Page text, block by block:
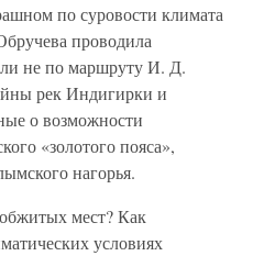
по суровости климата
проводила
ли не по маршруту И. Д.
рек Индигирки и
о возможности
«золотого пояса»,
нагорья.
мест? Как
условиях